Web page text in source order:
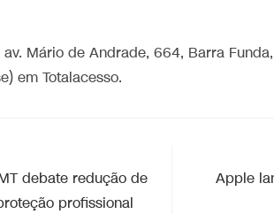
Mário de Andrade, 664, Barra
em Totalacesso.
debate redução de
profissional
Apple